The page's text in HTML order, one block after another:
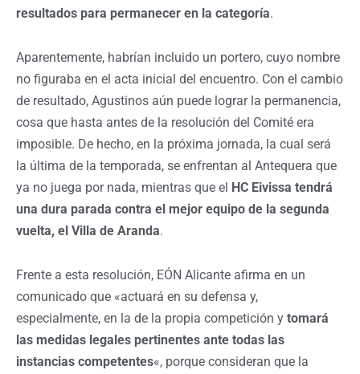
resultados para permanecer en la categoría.
Aparentemente, habrían incluido un portero, cuyo nombre
no figuraba en el acta inicial del encuentro. Con el cambio
de resultado, Agustinos aún puede lograr la permanencia,
cosa que hasta antes de la resolución del Comité era
imposible. De hecho, en la próxima jornada, la cual será
la última de la temporada, se enfrentan al Antequera que
ya no juega por nada, mientras que el HC Eivissa tendrá
una dura parada contra el mejor equipo de la segunda
vuelta, el Villa de Aranda.
Frente a esta resolución, EÓN Alicante afirma en un
comunicado que «actuará en su defensa y,
especialmente, en la de la propia competición y tomará
las medidas legales pertinentes ante todas las
instancias competentes«, porque consideran que la